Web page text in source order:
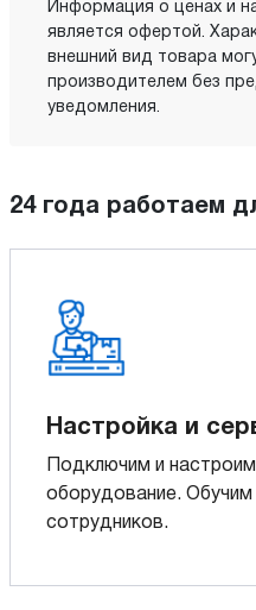
Информация о ценах и
является офертой.
внешний вид товара
производителем без
уведомления.
24 года работаем
Настройка и
Подключим и настроим
оборудование.
сотрудников.